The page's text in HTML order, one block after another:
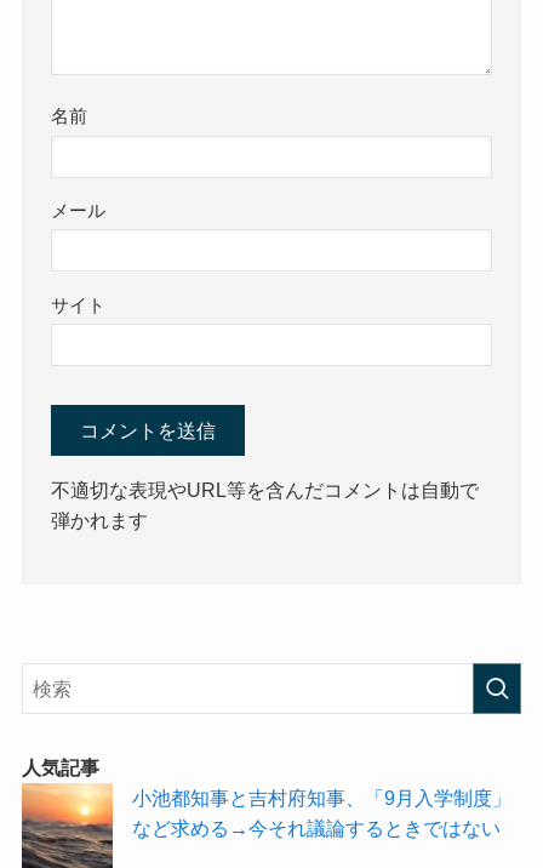
名前
メール
サイト
不適切な表現やURL等を含んだコメントは自動で
弾かれます
人気記事
小池都知事と吉村府知事、「9月入学制度」
など求める→今それ議論するときではない